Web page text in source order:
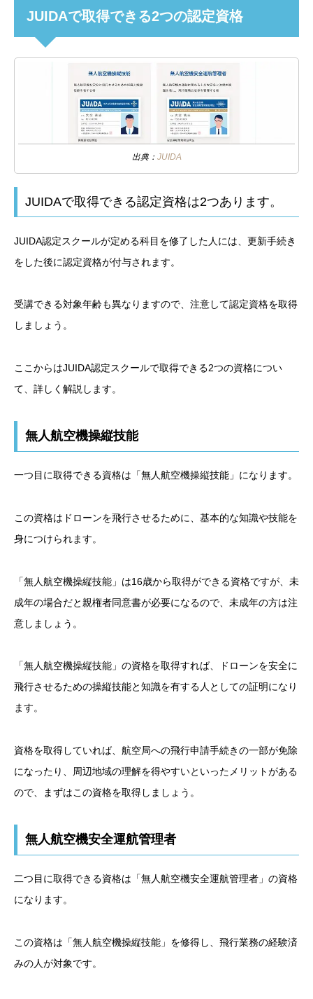
JUIDAで取得できる2つの認定資格
出典： JUIDA
JUIDAで取得できる認定資格は2つあります。
JUIDA認定スクールが定める科目を修了した人には、更新手続き
をした後に認定資格が付与されます。
受講できる対象年齢も異なりますので、注意して認定資格を取得
しましょう。
ここからはJUIDA認定スクールで取得できる2つの資格につい
て、詳しく解説します。
無人航空機操縦技能
一つ目に取得できる資格は「無人航空機操縦技能」になります。
この資格はドローンを飛行させるために、基本的な知識や技能を
身につけられます。
「無人航空機操縦技能」は16歳から取得ができる資格ですが、未
成年の場合だと親権者同意書が必要になるので、未成年の方は注
意しましょう。
「無人航空機操縦技能」の資格を取得すれば、ドローンを安全に
飛行させるための操縦技能と知識を有する人としての証明になり
ます。
資格を取得していれば、航空局への飛行申請手続きの一部が免除
になったり、周辺地域の理解を得やすいといったメリットがある
ので、まずはこの資格を取得しましょう。
無人航空機安全運航管理者
二つ目に取得できる資格は「無人航空機安全運航管理者」の資格
になります。
この資格は「無人航空機操縦技能」を修得し、飛行業務の経験済
みの人が対象です。